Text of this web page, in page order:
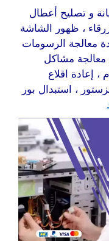
و تصليح أعطال
، ظهور الشاشة
معالجة الرسومات
معالجة مشاكل
، إعادة اقلاع
، استبدال بور